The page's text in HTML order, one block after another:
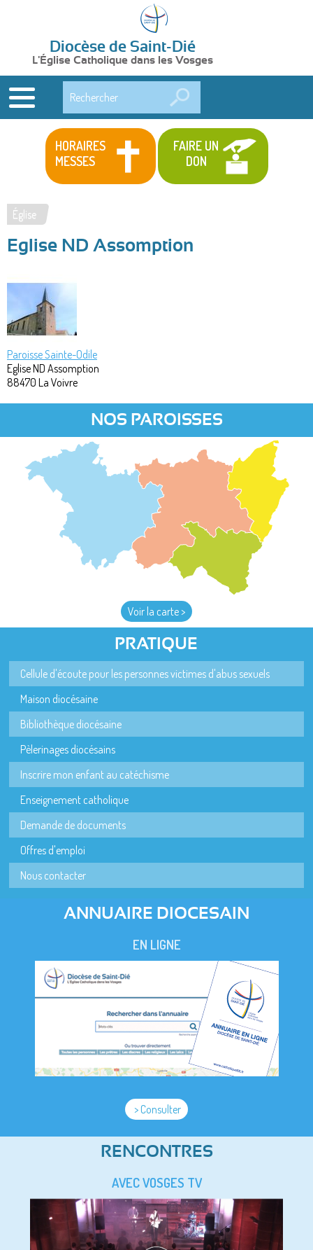
Diocèse de Saint-Dié
L'Église Catholique dans les Vosges
HORAIRES
MESSES
FAIRE UN
DON
Vous
êtes
ici
Église
Eglise ND Assomption
Paroisse Sainte-Odile
Eglise ND Assomption
88470 La Voivre
NOS PAROISSES
Voir la carte >
PRATIQUE
Cellule d'écoute pour les personnes victimes d'abus sexuels
Maison diocésaine
Bibliothèque diocésaine
Pèlerinages diocésains
Inscrire mon enfant au catéchisme
Enseignement catholique
Demande de documents
Offres d'emploi
Nous contacter
ANNUAIRE DIOCESAIN
EN LIGNE
> Consulter
RENCONTRES
AVEC VOSGES TV